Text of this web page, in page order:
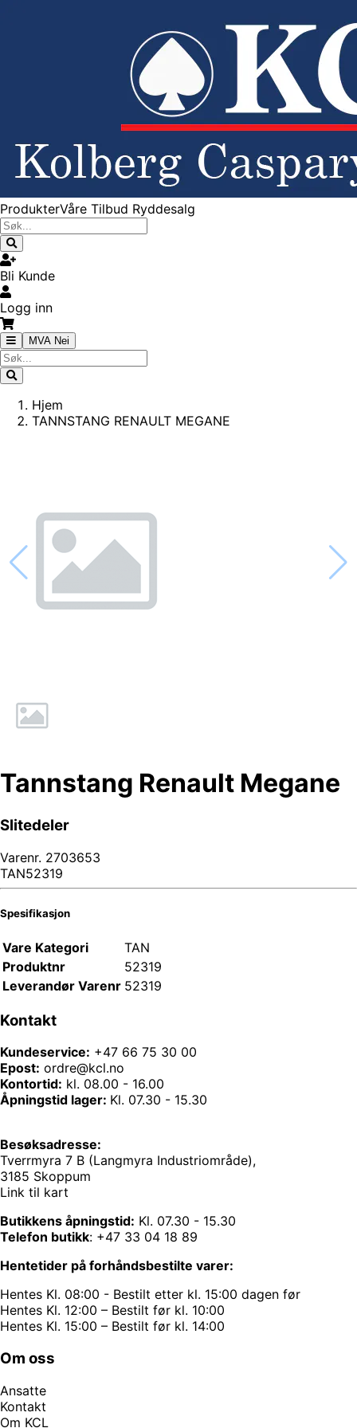
ProdukterVåre Tilbud Ryddesalg
Bli Kunde
Logg inn
MVA Nei
Hjem
TANNSTANG RENAULT MEGANE
Tannstang Renault Megane
Slitedeler
Varenr. 2703653
TAN52319
Spesifikasjon
Vare Kategori
TAN
Produktnr
52319
Leverandør Varenr 52319
Kontakt
Kundeservice: +47 66 75 30 00
Epost: ordre@kcl.no
Kontortid: kl. 08.00 - 16.00
Åpningstid lager: Kl. 07.30 - 15.30
Besøksadresse:
Tverrmyra 7 B (Langmyra Industriområde),
3185 Skoppum
Link til kart
Butikkens åpningstid: Kl. 07.30 - 15.30
Telefon butikk: +47 33 04 18 89
Hentetider på forhåndsbestilte varer:
Hentes Kl. 08:00 - Bestilt etter kl. 15:00 dagen før
Hentes Kl. 12:00 – Bestilt før kl. 10:00
Hentes Kl. 15:00 – Bestilt før kl. 14:00
Om oss
Ansatte
Kontakt
Om KCL